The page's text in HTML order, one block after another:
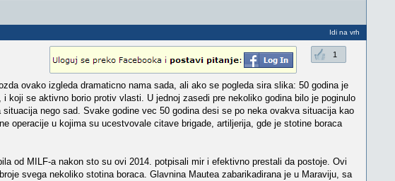
Idi na vrh
1
ovako izgleda dramaticno nama sada, ali ako se pogleda sira slika: 50 godina je
koji se aktivno borio protiv vlasti. U jednoj zasedi pre nekoliko godina bilo je poginulo
nego sad. Svake godine vec 50 godina desi se po neka ovakva situacija kao
operacije u kojima su ucestvovale citave brigade, artiljerija, gde je stotine boraca
od MILF-a nakon sto su ovi 2014. potpisali mir i efektivno prestali da postoje. Ovi
svega nekoliko stotina boraca. Glavnina Mautea zabarikadirana je u Maraviju, sa